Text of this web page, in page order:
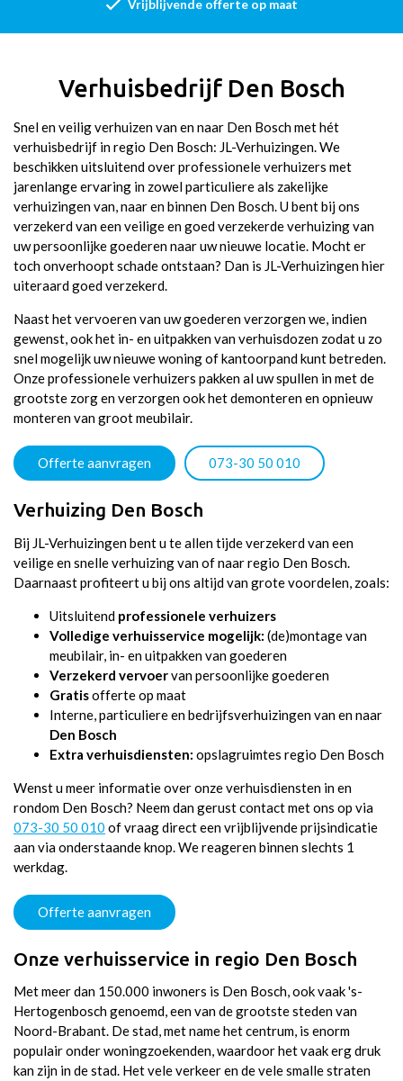
Venray
Eersel
Helmond
Valkenswaard
Geldrop
Veldhoven
Beek en Donk
Heeze
Waalre
Hilvarenbeek
Nuenen
Vrijblijvende offerte op maat
Verhuisbedrijf Den Bosch
Snel en veilig verhuizen van en naar Den Bosch met hét
verhuisbedrijf in regio Den Bosch: JL-Verhuizingen. We
beschikken uitsluitend over professionele verhuizers met
jarenlange ervaring in zowel particuliere als zakelijke
verhuizingen van, naar en binnen Den Bosch. U bent bij ons
verzekerd van een veilige en goed verzekerde verhuizing van
uw persoonlijke goederen naar uw nieuwe locatie. Mocht er
toch onverhoopt schade ontstaan? Dan is JL-Verhuizingen hier
uiteraard goed verzekerd.
Naast het vervoeren van uw goederen verzorgen we, indien
gewenst, ook het in- en uitpakken van verhuisdozen zodat u zo
snel mogelijk uw nieuwe woning of kantoorpand kunt betreden.
Onze professionele verhuizers pakken al uw spullen in met de
grootste zorg en verzorgen ook het demonteren en opnieuw
monteren van groot meubilair.
Offerte aanvragen 073-30 50 010
Verhuizing Den Bosch
Bij JL-Verhuizingen bent u te allen tijde verzekerd van een
veilige en snelle verhuizing van of naar regio Den Bosch.
Daarnaast profiteert u bij ons altijd van grote voordelen, zoals:
Uitsluitend professionele verhuizers
Volledige verhuisservice mogelijk: (de)montage van
meubilair, in- en uitpakken van goederen
Verzekerd vervoervan persoonlijke goederen
Gratisofferte op maat
Interne, particuliere en bedrijfsverhuizingen van en naar
Den Bosch
Extra verhuisdiensten: opslagruimtes regio Den Bosch
Wenst u meer informatie over onze verhuisdiensten in en
rondom Den Bosch? Neem dan gerust contact met ons op via
073-30 50 010 of vraag direct een vrijblijvende prijsindicatie
aan via onderstaande knop. We reageren binnen slechts 1
werkdag.
Offerte aanvragen
Onze verhuisservice in regio Den Bosch
Met meer dan 150.000 inwoners is Den Bosch, ook vaak 's-
Hertogenbosch genoemd, een van de grootste steden van
Noord-Brabant. De stad, met name het centrum, is enorm
populair onder woningzoekenden, waardoor het vaak erg druk
kan zijn in de stad. Het vele verkeer en de vele smalle straten